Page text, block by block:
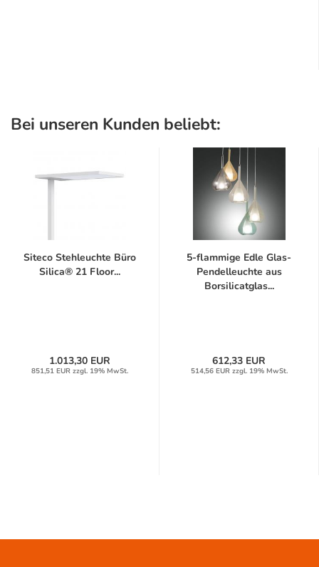
Bei unseren Kunden beliebt:
Siteco Stehleuchte Büro
Silica® 21 Floor...
1.013,30 EUR
851,51 EUR zzgl. 19% MwSt.
5-flammige Edle Glas-
Pendelleuchte aus
Borsilicatglas...
612,33 EUR
514,56 EUR zzgl. 19% MwSt.